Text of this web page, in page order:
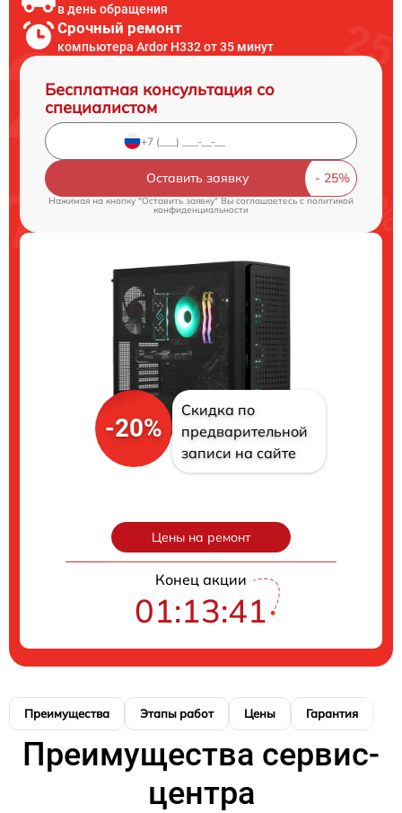
в день обращения
Срочный ремонт
компьютера Ardor H332 от 35 минут
Бесплатная консультация со
специалистом
Оставить заявку
Нажимая на кнопку "Оставить заявку" Вы соглашаетесь cполитикой
конфиденциальности
-20%
Скидка по
предварительной
записи на сайте
Цены на ремонт
Конец акции
01:13:40
Преимущества Этапы работ Цены Гарантия
Преимущества сервис-
центра